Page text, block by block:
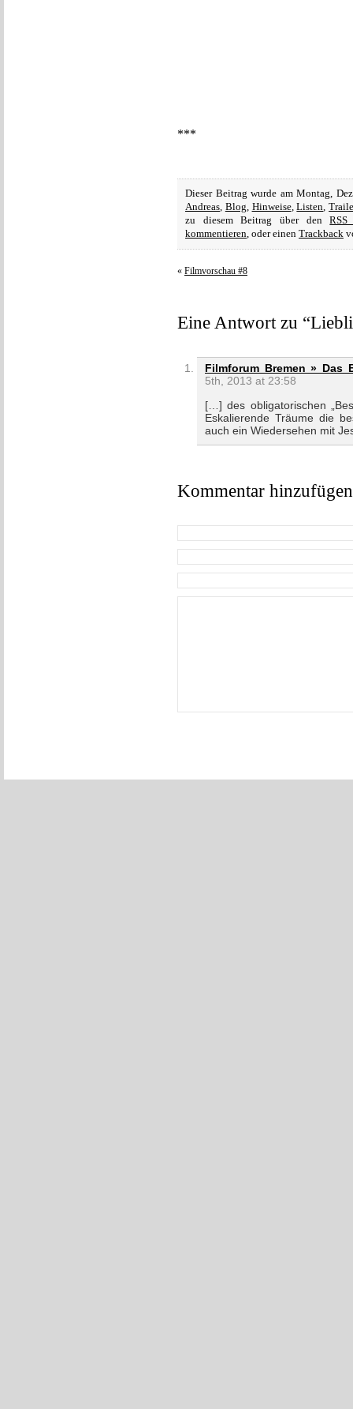
***
Dieser Beitrag wurde am Montag,
Andreas, Blog, Hinweise,Listen,
zu diesem Beitrag über den
kommentieren, oder einen Trackback
« Filmvorschau #8
Eine Antwort zu
Filmforum Bremen » Das
5th, 2013 at 23:58
[…] des obligatorischen
Eskalierende Träume die
auch ein Wiedersehen mit
Kommentar hinzufügen